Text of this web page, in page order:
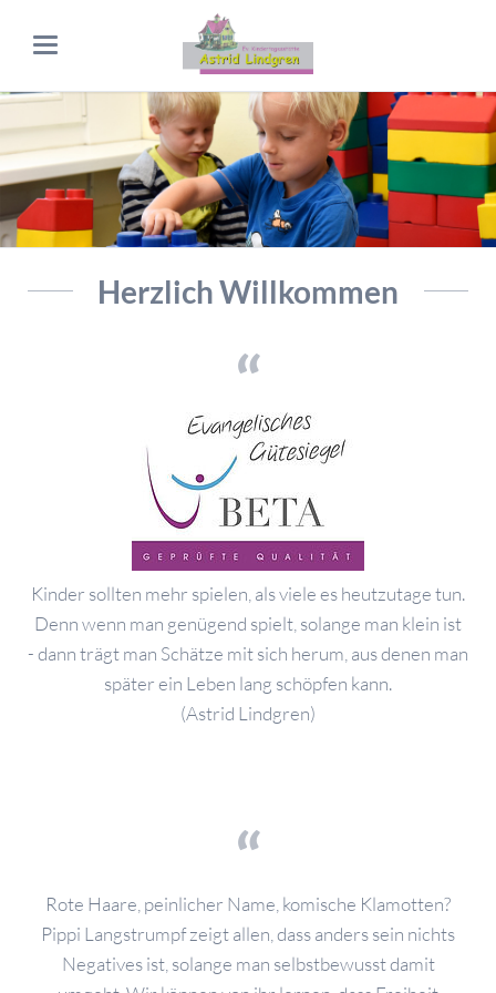
Herzlich Willkommen
Kinder sollten mehr spielen, als viele es heutzutage tun.
Denn wenn man genügend spielt, solange man klein ist
- dann trägt man Schätze mit sich herum, aus denen man
später ein Leben lang schöpfen kann.
(Astrid Lindgren)
Rote Haare, peinlicher Name, komische Klamotten?
Pippi Langstrumpf zeigt allen, dass anders sein nichts
Negatives ist, solange man selbstbewusst damit